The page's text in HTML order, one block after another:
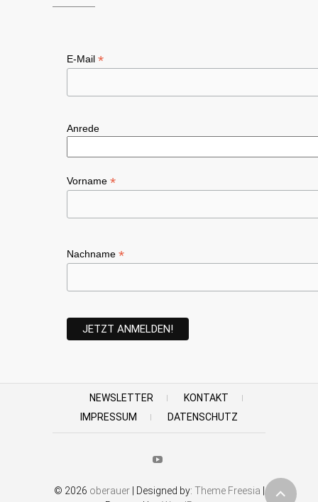
E-Mail *
Anrede
Vorname *
Nachname *
NEWSLETTER
KONTAKT
IMPRESSUM
DATENSCHUTZ
Youtube
© 2026 oberauer| Designed by: Theme Freesia